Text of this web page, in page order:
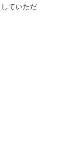
ていただ